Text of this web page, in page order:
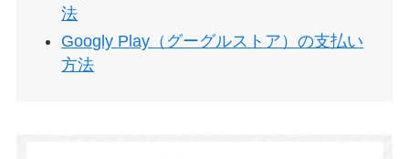
法
Googly Play（グーグルストア）の支払い
方法